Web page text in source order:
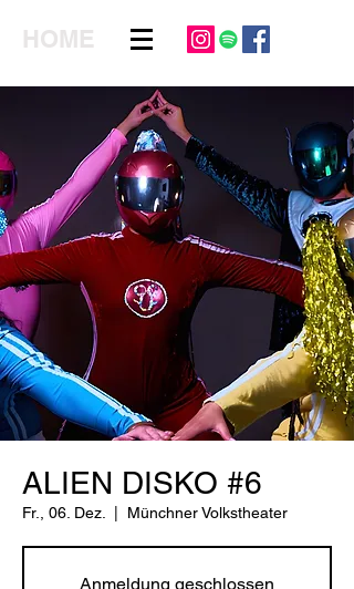
HOME
ALIEN DISKO #6
Fr., 06. Dez. Münchner Volkstheater
Anmeldung geschlossen